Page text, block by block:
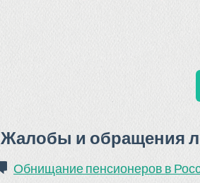
Жалобы и обращения
Обнищание пенсионеров в